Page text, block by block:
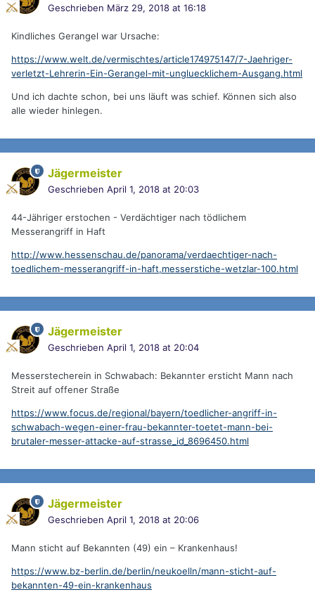
Geschrieben März 29, 2018 at 16:18
Kindliches Gerangel war Ursache:
https://www.welt.de/vermischtes/article174975147/7-Jaehriger-
verletzt-Lehrerin-Ein-Gerangel-mit-ungluecklichem-Ausgang.html
Und ich dachte schon, bei uns läuft was schief. Können sich also
alle wieder hinlegen.
Jägermeister
Geschrieben April 1, 2018 at 20:03
44-Jähriger erstochen - Verdächtiger nach tödlichem
Messerangriff in Haft
http://www.hessenschau.de/panorama/verdaechtiger-nach-
toedlichem-messerangriff-in-haft,messerstiche-wetzlar-100.html
Jägermeister
Geschrieben April 1, 2018 at 20:04
Messerstecherein in Schwabach: Bekannter ersticht Mann nach
Streit auf offener Straße
https://www.focus.de/regional/bayern/toedlicher-angriff-in-
schwabach-wegen-einer-frau-bekannter-toetet-mann-bei-
brutaler-messer-attacke-auf-strasse_id_8696450.html
Jägermeister
Geschrieben April 1, 2018 at 20:06
Mann sticht auf Bekannten (49) ein – Krankenhaus!
https://www.bz-berlin.de/berlin/neukoelln/mann-sticht-auf-
bekannten-49-ein-krankenhaus